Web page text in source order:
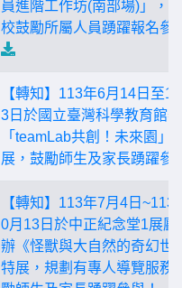
員進階工作坊(南部場)」，
校鼓勵所屬人員踴躍報名參
【轉知】113年6月14日至
3日於國立臺灣科學教育館
「teamLab共創！未來園」
展，鼓勵師生及家長踴躍參
【轉知】113年7月4日~113
0月13日於中正紀念堂1展廳
辦《怪獸與大自然的奇幻世
特展，規劃有專人導覽服務